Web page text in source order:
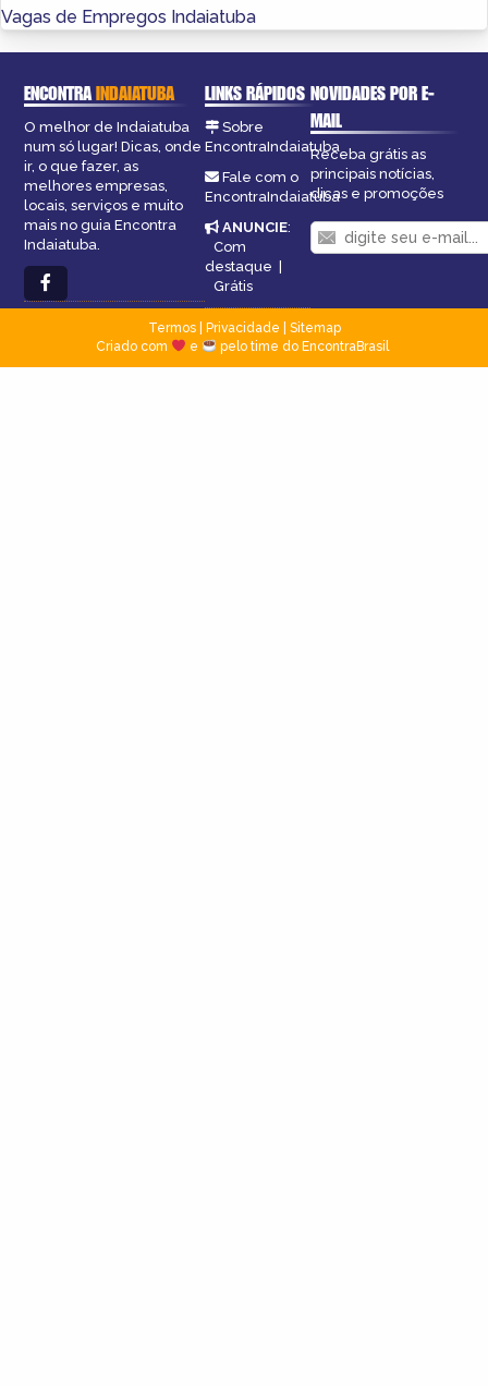
Vagas de Empregos Indaiatuba
ENCONTRAINDAIATUBA
O melhor de Indaiatuba
num só lugar! Dicas, onde
ir, o que fazer, as
melhores empresas,
locais, serviços e muito
mais no guia Encontra
Indaiatuba.
LINKS RÁPIDOS
Sobre
EncontraIndaiatuba
Fale com o
EncontraIndaiatuba
ANUNCIE:
Com
destaque
Grátis
NOVIDADES POR E-
MAIL
Receba grátis as
principais notícias,
dicas e promoções
Termos| Privacidade
Sitemap
Criado com
e pelo time do EncontraBrasil